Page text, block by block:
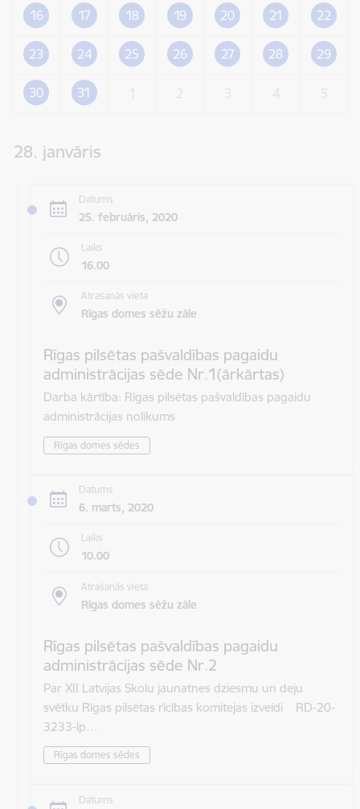
16 17 18 19 20 21 22
23 24 25 26 27 28 29
30 31
28. janvāris
Datums
25. februāris, 2020
Laiks
16.00
Atrašanās vieta
Rīgas domes sēžu zāle
Rīgas pilsētas pašvaldības pagaidu
administrācijas sēde Nr.1(ārkārtas)
Darba kārtība: Rīgas pilsētas pašvaldības pagaidu
administrācijas nolikums
Rīgas domes sēdes
Datums
6. marts, 2020
Laiks
10.00
Atrašanās vieta
Rīgas domes sēžu zāle
Rīgas pilsētas pašvaldības pagaidu
administrācijas sēde Nr.2
Par XII Latvijas Skolu jaunatnes dziesmu un deju
svētku Rīgas pilsētas rīcības komitejas izveidi RD-20-
3233-lp…
Rīgas domes sēdes
Datums